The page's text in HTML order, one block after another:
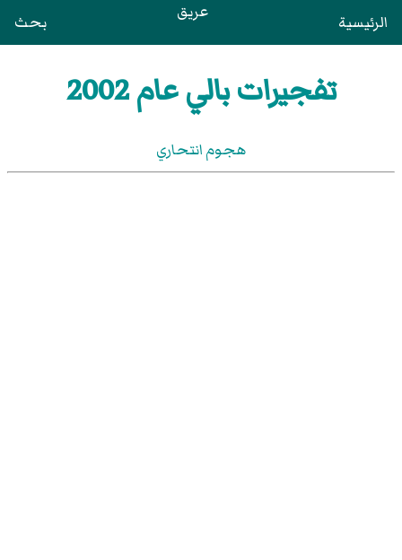
الرئيسية عريق بحث
تفجيرات بالي عام 2002
هجوم انتحاري